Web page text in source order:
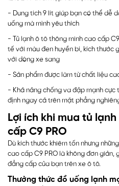
- Dung tích 9 lít giúp bạn có thể dễ
uống mà mình yêu thích
- Tủ lạnh ô tô thông minh cao cấp
tế với màu đen huyền bí, kích thước
với dòng xe sang
- Sản phẩm được làm từ chất liệu
- Khả năng chống va đập mạnh cực
định ngay cả trên mặt phẳng
Lợi ích khi mua tủ
cấp C9 PRO
Dù kích thước khiêm tốn nhưng
cao cấp C9 PRO là không đơn
đẳng cấp của bạn trên xe ô tô.
Thưởng thức đồ uống lạnh